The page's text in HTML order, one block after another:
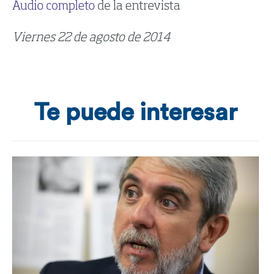
Audio completo de la entrevista
Viernes 22 de agosto de 2014
Te puede interesar